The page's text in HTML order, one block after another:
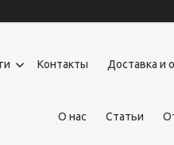
Контакты Доставка и
О нас Статьи